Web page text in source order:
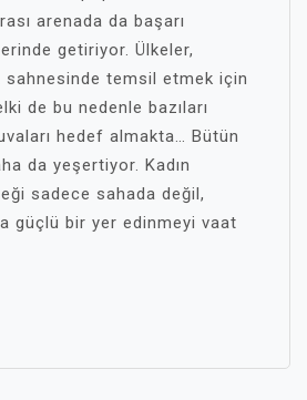
arenada da başarı
getiriyor. Ülkeler,
sahnesinde temsil etmek için
de bu nedenle bazıları
hedef almakta… Bütün
da yeşertiyor. Kadın
sadece sahada değil,
güçlü bir yer edinmeyi vaat